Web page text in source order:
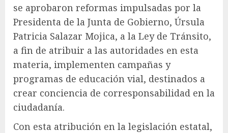
se aprobaron reformas impulsadas por la
Presidenta de la Junta de Gobierno, Úrsula
Patricia Salazar Mojica, a la Ley de Tránsito,
a fin de atribuir a las autoridades en esta
materia, implementen campañas y
programas de educación vial, destinados a
crear conciencia de corresponsabilidad en la
ciudadanía.
Con esta atribución en la legislación estatal,